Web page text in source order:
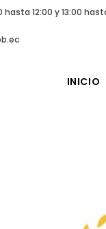
12:00 y 13:00
INICIO